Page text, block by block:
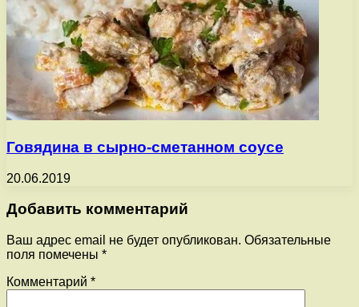
Говядина в сырно-сметанном соусе
20.06.2019
Добавить комментарий
Ваш адрес email не будет опубликован. Обязательные
поля помечены *
Комментарий *